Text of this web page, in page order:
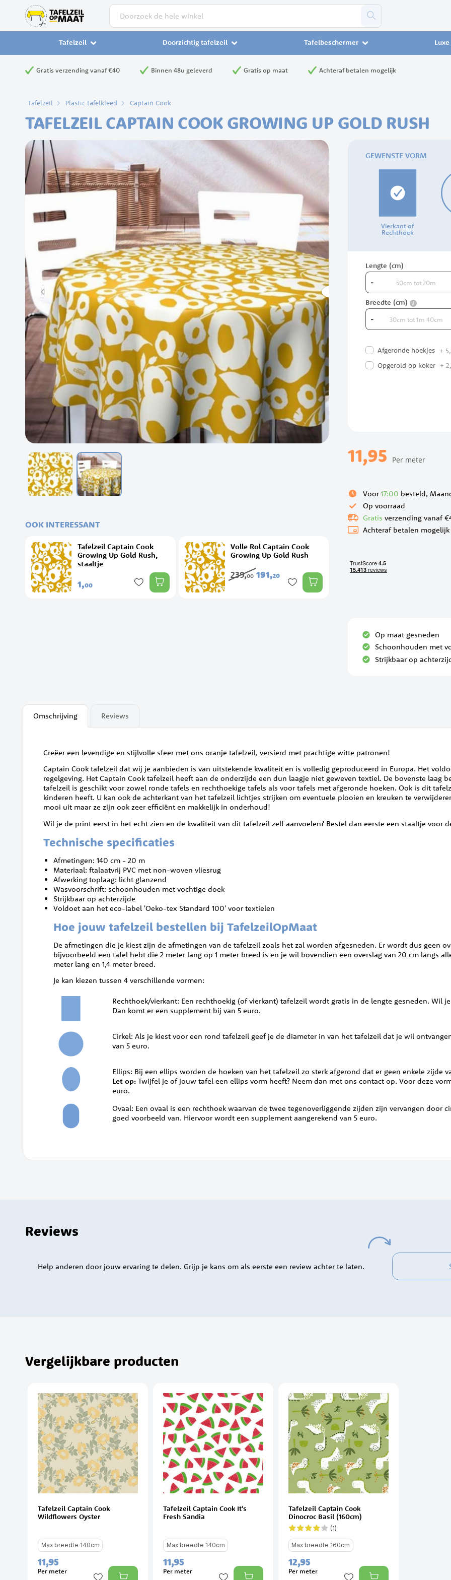
Zoek
Tafelzeil Doorzichtig tafelzeil Tafelbeschermer
Gratis verzending vanaf €40 Binnen 48u geleverd Gratis op maat Achteraf betalen mogelijk
Tafelzeil Plastic tafelkleed Captain Cook
TAFELZEIL CAPTAIN COOK GROWING UP GOLD RUSH
Ga
naar
het
einde
van
de
gallerij
het
begin
van
de
afbeeldingen-
gallerij
OOK INTERESSANT
Tafelzeil Captain Cook
Growing Up Gold Rush,
staaltje
1,00
Volle Rol Captain Cook
Growing Up Gold Rush
191,20
239,00
GEWENSTE VORM
Vierkant of
Rechthoek
Lengte (cm)
-
Breedte (cm) info
-
Afgeronde hoekjes + 5,
Opgerold op koker + 2,
11,95 Per meter
Voor 17:00 besteld,
Op voorraad
Gratis verzending vanaf
Achteraf betalen mogelijk
Op maat gesneden
Schoonhouden met
Strijkbaar op
Omschrijving
Creëer een levendige en stijlvolle sfeer met ons oranje tafelzeil, versierd met prachtige witte patronen!
Captain Cook tafelzeil dat wij je aanbieden is van uitstekende kwaliteit en is volledig geproduceerd in Europa. Het
regelgeving. Het Captain Cook tafelzeil heeft aan de onderzijde een dun laagje niet geweven textiel. De bovenste laag
tafelzeil is geschikt voor zowel ronde tafels en rechthoekige tafels als voor tafels met afgeronde hoeken. Ook is dit
kinderen heeft. U kan ook de achterkant van het tafelzeil lichtjes strijken om eventuele plooien en kreuken te
mooi uit maar ze zijn ook zeer efficiënt en makkelijk in onderhoud!
Wil je de print eerst in het echt zien en de kwaliteit van dit tafelzeil zelf aanvoelen? Bestel dan eerste een staaltje voor
Technische specificaties
Afmetingen: 140 cm - 20 m
Materiaal: ftalaatvrij PVC met non-woven vliesrug
Afwerking toplaag: licht glanzend
Wasvoorschrift: schoonhouden met vochtige doek
Strijkbaar op achterzijde
Voldoet aan het eco-label 'Oeko-tex Standard 100' voor textielen
Hoe jouw tafelzeil bestellen bij TafelzeilOpMaat
De afmetingen die je kiest zijn de afmetingen van de tafelzeil zoals het zal worden afgesneden. Er wordt dus geen
bijvoorbeeld een tafel hebt die 2 meter lang op 1 meter breed is en je wil bovendien een overslag van 20 cm langs
meter lang en 1,4 meter breed.
Je kan kiezen tussen 4 verschillende vormen:
Rechthoek/vierkant: Een rechthoekig (of vierkant) tafelzeil wordt gratis in de lengte gesneden. Wil
Dan komt er een supplement bij van 5 euro.
Cirkel: Als je kiest voor een rond tafelzeil geef je de diameter in van het tafelzeil dat je wil
van 5 euro.
Ellips: Bij een ellips worden de hoeken van het tafelzeil zo sterk afgerond dat er geen enkele zijde
Let op: Twijfel je of jouw tafel een ellips vorm heeft? Neem dan met ons contact op. Voor deze
euro.
Ovaal: Een ovaal is een rechthoek waarvan de twee tegenoverliggende zijden zijn vervangen door
goed voorbeeld van. Hiervoor wordt een supplement aangerekend van 5 euro.
Reviews
Reviews
Help anderen door jouw ervaring te delen. Grijp je kans om als eerste een review achter te laten.
Vergelijkbare producten
Tafelzeil Captain Cook
Wildflowers Oyster
Max breedte 140cm
11,95
Per meter
Tafelzeil Captain Cook It's
Fresh Sandia
Max breedte 140cm
11,95
Per meter
Tafelzeil Captain Cook
Dinocroc Basil (160cm)
Waardering: (1)
Max breedte 160cm
12,95
Per meter